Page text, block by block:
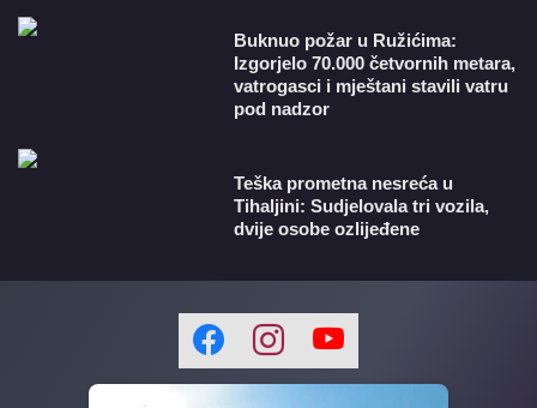
Buknuo požar u Ružićima:
Izgorjelo 70.000 četvornih metara,
vatrogasci i mještani stavili vatru
pod nadzor
Teška prometna nesreća u
Tihaljini: Sudjelovala tri vozila,
dvije osobe ozlijeđene